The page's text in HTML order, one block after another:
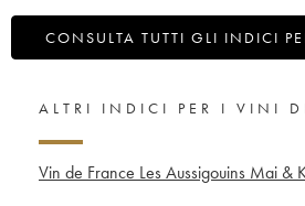
CONSULTA TUTTI GLI INDICI
ALTRI INDICI PER I VINI
Vin de France Les Aussigouins Mai &